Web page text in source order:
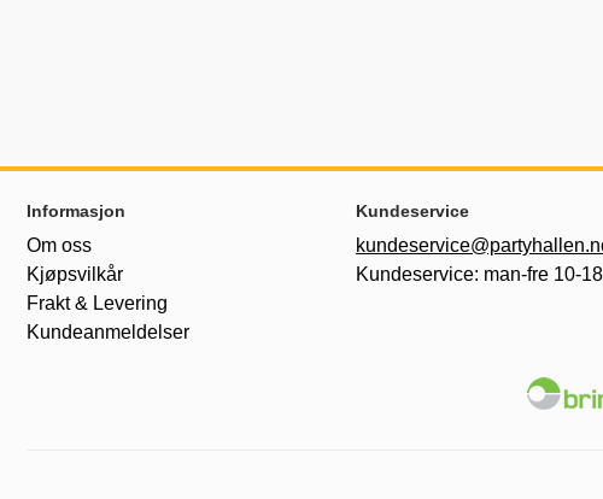
Footer-innhold Blandet informasjon og lenker
Informasjon
Om oss
Kjøpsvilkår
Frakt & Levering
Kundeanmeldelser
Kundeservice
Kundeservice: man-fre 10-18